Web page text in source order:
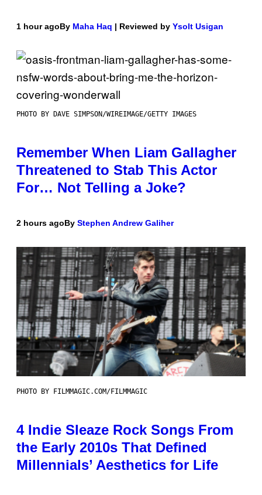
1 hour agoBy Maha Haq | Reviewed by Ysolt Usigan
PHOTO BY DAVE SIMPSON/WIREIMAGE/GETTY IMAGES
Remember When Liam Gallagher
Threatened to Stab This Actor
For… Not Telling a Joke?
2 hours agoBy Stephen Andrew Galiher
PHOTO BY FILMMAGIC.COM/FILMMAGIC
4 Indie Sleaze Rock Songs From
the Early 2010s That Defined
Millennials’ Aesthetics for Life